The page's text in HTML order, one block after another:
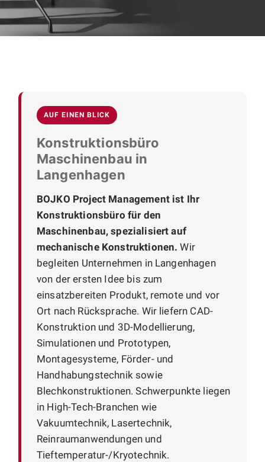
AUF EINEN BLICK
Konstruktionsbüro
Maschinenbau in
Langenhagen
BOJKO Project Management ist Ihr
Konstruktionsbüro für den
Maschinenbau, spezialisiert auf
mechanische Konstruktionen. Wir
begleiten Unternehmen in Langenhagen
von der ersten Idee bis zum
einsatzbereiten Produkt, remote und vor
Ort nach Rücksprache. Wir liefern CAD-
Konstruktion und 3D-Modellierung,
Simulationen und Prototypen,
Montagesysteme, Förder- und
Handhabungstechnik sowie
Blechkonstruktionen. Schwerpunkte liegen
in High-Tech-Branchen wie
Vakuumtechnik, Lasertechnik,
Reinraumanwendungen und
Tieftemperatur-/Kryotechnik.